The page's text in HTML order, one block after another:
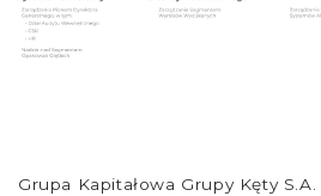
Grupa Kapitałowa Grupy KętyS.A.